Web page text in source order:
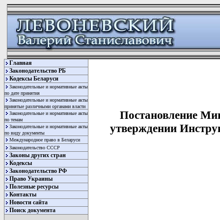
Главная
Законодательство РБ
Кодексы Беларуси
Законодательные и нормативные акты
по дате принятия
Законодательные и нормативные акты
принятые различными органами власти
Законодательные и нормативные акты
по темам
Законодательные и нормативные акты
по виду документы
Международное право в Беларуси
Законодательство СССР
Законы других стран
Кодексы
Законодательство РФ
Право Украины
Полезные ресурсы
Контакты
Новости сайта
Поиск документа
Постановление
утверждении